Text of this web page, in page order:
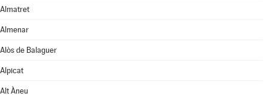
Almatret
Almenar
Alòs de Balaguer
Alpicat
Alt Àneu